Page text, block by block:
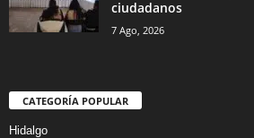
ciudadanos
7 Ago, 2026
CATEGORÍA POPULAR
Hidalgo